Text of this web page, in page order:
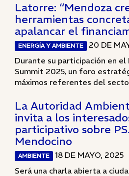
Latorre: “Mendoza
herramientas
apalancar el
ENERGÍA Y AMBIENTE
20 DE
Durante su participación en el
Summit 2025, un foro
máximos referentes del
La Autoridad
invita a los
participativo sobre
Mendocino
AMBIENTE
18 DE MAYO, 2025
Será una charla abierta a